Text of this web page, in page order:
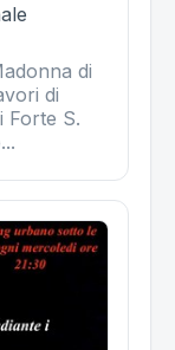
di
di
Forte S.